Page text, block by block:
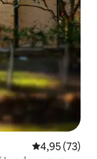
Note
4,95 (73)